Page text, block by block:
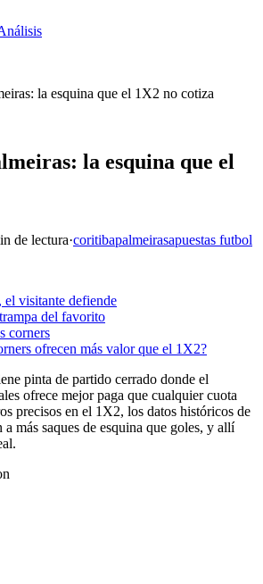
la esquina que el 1X2 no cotiza
la esquina que el
de lectura·coritibapalmeirasapuestas futbol
el visitante defiende
del favorito
corners
ofrecen más valor que el 1X2?
pinta de partido cerrado donde el
ofrece mejor paga que cualquier cuota
precisos en el 1X2, los datos históricos de
a más saques de esquina que goles, y allí